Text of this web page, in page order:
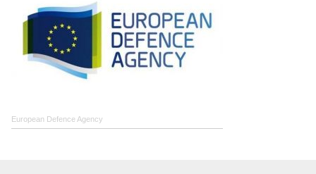
European Defence Agency